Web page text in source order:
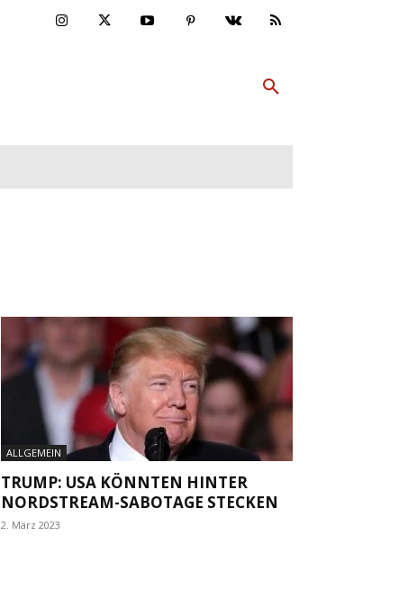
ALLGEMEIN
TRUMP: USA KÖNNTEN HINTER
NORDSTREAM-SABOTAGE STECKEN
2. März 2023